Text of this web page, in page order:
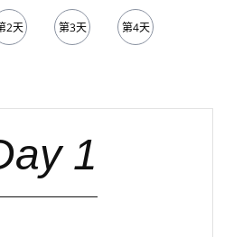
2天 第3天 第4天
1